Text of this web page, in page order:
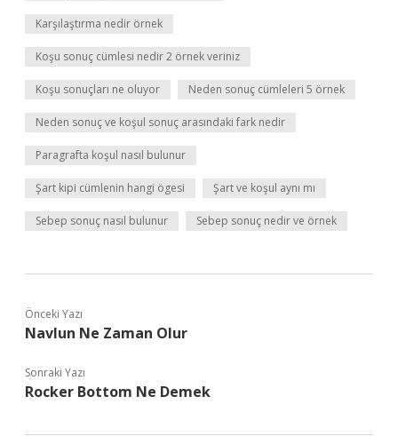
Karşılaştırma nedir örnek
Koşu sonuç cümlesi nedir 2 örnek veriniz
Koşu sonuçları ne oluyor Neden sonuç cümleleri 5 örnek
Neden sonuç ve koşul sonuç arasındaki fark nedir
Paragrafta koşul nasıl bulunur
Şart kipi cümlenin hangi ögesi Şart ve koşul aynı mı
Sebep sonuç nasıl bulunur Sebep sonuç nedir ve örnek
Önceki Yazı
Navlun Ne Zaman Olur
Sonraki Yazı
Rocker Bottom Ne Demek